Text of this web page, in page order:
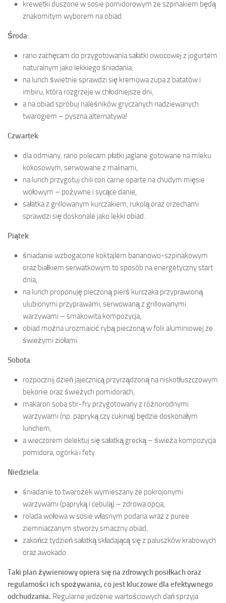
krewetki duszone w sosie pomidorowym ze szpinakiem będą
znakomitym wyborem na obiad.
Środa:
rano zachęcam do przygotowania sałatki owocowej z jogurtem
naturalnym jako lekkiego śniadania,
na lunch świetnie sprawdzi się kremowa zupa z batatów i
imbiru, która rozgrzeje w chłodniejsze dni,
a na obiad spróbuj naleśników gryczanych nadziewanych
twarogiem – pyszna alternatywa!
Czwartek:
dla odmiany, rano polecam płatki jaglane gotowane na mleku
kokosowym, serwowane z malinami,
na lunch przygotuj chili con carne oparte na chudym mięsie
wołowym – pożywne i sycące danie,
sałatka z grillowanym kurczakiem, rukolą oraz orzechami
sprawdzi się doskonale jako lekki obiad.
Piątek:
śniadanie wzbogacone koktajlem bananowo-szpinakowym
oraz białkiem serwatkowym to sposób na energetyczny start
dnia,
na lunch proponuję pieczoną pierś kurczaka przyprawioną
ulubionymi przyprawami, serwowaną z grillowanymi
warzywami – smakowita kompozycja,
obiad można urozmaicić rybą pieczoną w folii aluminiowej ze
świeżymi ziołami.
Sobota:
rozpocznij dzień jajecznicą przyrządzoną na niskotłuszczowym
bekonie oraz świeżych pomidorach,
makaron soba stir-fry przygotowany z różnorodnymi
warzywami (np. papryką czy cukinią) będzie doskonałym
lunchem,
a wieczorem delektuj się sałatką grecką – świeża kompozycja
pomidora, ogórka i fety.
Niedziela:
śniadanie to twarożek wymieszany ze pokrojonymi
warzywami (papryką i cebulą) – zdrowa opcja,
rolada wołowa w sosie własnym podana wraz z puree
ziemniaczanym stworzy smaczny obiad,
zakończ tydzień sałatką składającą się z paluszków krabowych
oraz awokado.
Taki plan żywieniowy opiera się na zdrowych posiłkach oraz
regularności ich spożywania, co jest kluczowe dla efektywnego
odchudzania. Regularne jedzenie wartościowych dań sprzyja